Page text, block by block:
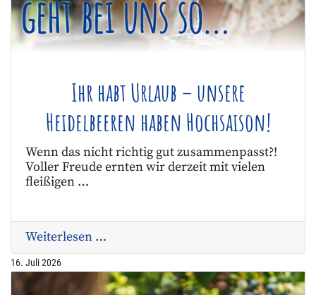
Ihr habt Urlaub – unsere
Heidelbeeren haben Hochsaison!
Wenn das nicht richtig gut zusammenpasst?!
Voller Freude ernten wir derzeit mit vielen
fleißigen …
Weiterlesen …
16. Juli 2026